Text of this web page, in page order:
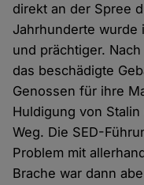
direkt an der Spree
Jahrhunderte wurde
und prächtiger.
das beschädigte
Genossen für ihre
Huldigung von
Weg. Die SED-
Problem mit
Brache war dann